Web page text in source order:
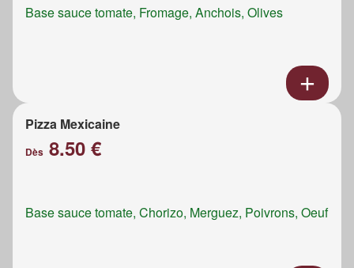
Base sauce tomate, Fromage, Anchois, Olives
Pizza Mexicaine
Dès 8.50 €
Base sauce tomate, Chorizo, Merguez, Poivrons, Oeuf